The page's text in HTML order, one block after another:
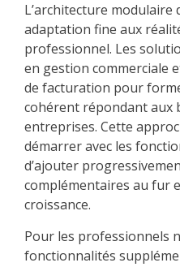
L’architecture
adaptation fine aux
professionnel. Les
en gestion commerciale
de facturation pour
cohérent répondant aux
entreprises. Cette
démarrer avec les
d’ajouter
complémentaires au fur
croissance.
Pour les professionnels
fonctionnalités